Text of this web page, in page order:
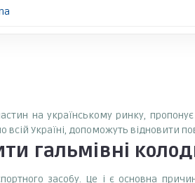
на українському ринку,
всій Україні, допоможуть відновити
гальмівні
засобу. Це і є основна